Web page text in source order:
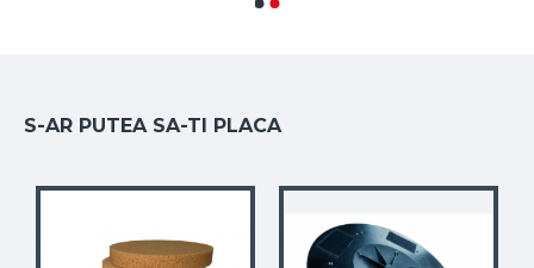
plăcut suprafețelor din beton.
potrivit pentru utilizări pe podele, pereți
S-AR PUTEA SA-TI PLACA